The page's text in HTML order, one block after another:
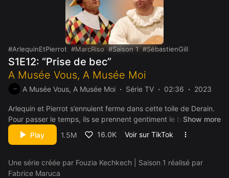
ArlequinEtPierrot MarcRiso Saison 1 SébastienGill
S1E12: “Prise de bec”
A Musée Vous, A Musée Moi
A Musée Vous, A Musée Moi Série TV 02:36 2023
Arlequin et Pierrot s’ennuient ferme dans cette toile de Derain.
Pour passer le temps, ils se prennent gentiment le bec…
Dans cet épisode
Show more
Play
1.5M 16.0K Voir sur TikTok
Une série créée par Fouzia Kechkech | Saison 1 réalisé par
Fabrice Maruca